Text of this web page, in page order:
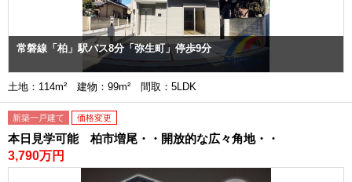
常磐線「柏」駅バス8分「弥生町」停歩9分
土地：114m² 建物：99m² 間取：5LDK
新築一戸建て 価格変更
本日見学可能 柏市増尾・・開放的な広々角地・・
3,790万円